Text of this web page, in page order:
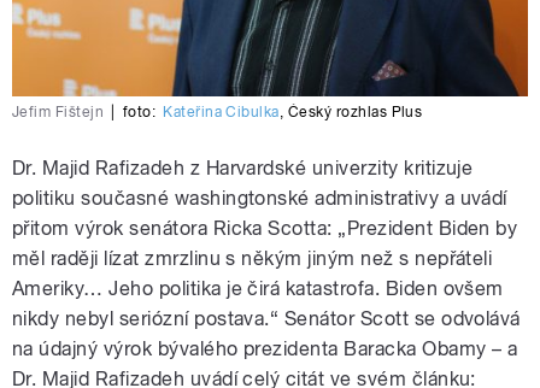
Jefim Fištejn foto: Kateřina Cibulka, Český rozhlas Plus
Dr. Majid Rafizadeh z Harvardské univerzity kritizuje
politiku současné washingtonské administrativy a uvádí
přitom výrok senátora Ricka Scotta: „Prezident Biden by
měl raději lízat zmrzlinu s někým jiným než s nepřáteli
Ameriky… Jeho politika je čirá katastrofa. Biden ovšem
nikdy nebyl seriózní postava.“ Senátor Scott se odvolává
na údajný výrok bývalého prezidenta Baracka Obamy – a
Dr. Majid Rafizadeh uvádí celý citát ve svém článku: